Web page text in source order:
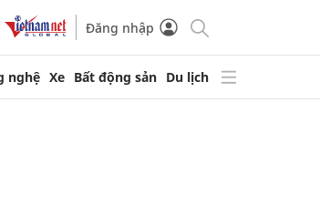
Đăng nhập
nghệ Xe Bất động sản Du lịch